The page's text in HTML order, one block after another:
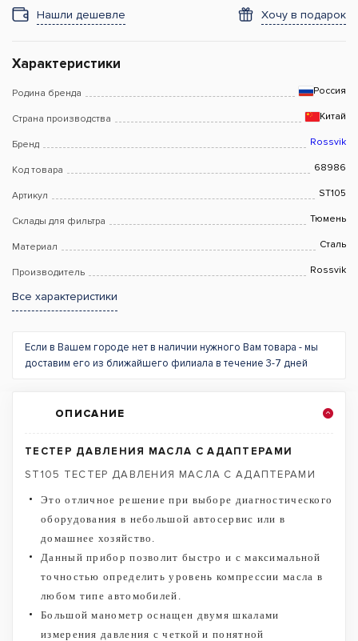
Нашли дешевле Хочу в подарок
Характеристики
Родина бренда Россия
Страна производства Китай
Бренд Rossvik
Код товара 68986
Артикул ST105
Склады для фильтра Тюмень
Материал Сталь
Производитель Rossvik
Все характеристики
Если в Вашем городе нет в наличии нужного Вам товара - мы
доставим его из ближайшего филиала в течение 3-7 дней
ОПИСАНИЕ
ТЕСТЕР ДАВЛЕНИЯ МАСЛА С АДАПТЕРАМИ
ST105 ТЕСТЕР ДАВЛЕНИЯ МАСЛА С АДАПТЕРАМИ
Это отличное решение при выборе диагностического
оборудования в небольшой автосервис или в
домашнее хозяйство.
Данный прибор позволит быстро и с максимальной
точностью определить уровень компрессии масла в
любом типе автомобилей.
Большой манометр оснащен двумя шкалами
измерения давления с четкой и понятной